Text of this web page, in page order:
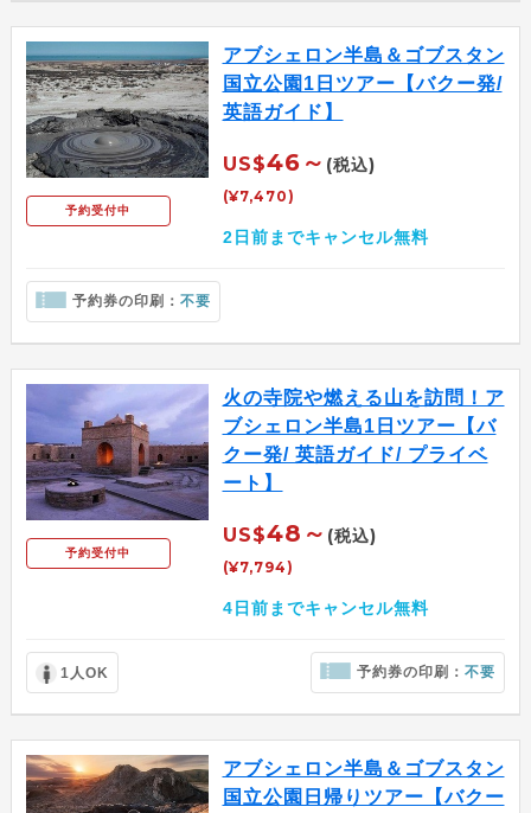
予約受付中
アブシェロン半島＆ゴブスタン
国立公園1日ツアー【バクー発/
英語ガイド】
US$46～ (税込)
(¥7,470)
2日前までキャンセル無料
予約券の印刷： 不要
予約受付中
火の寺院や燃える山を訪問！ア
ブシェロン半島1日ツアー【バ
クー発/ 英語ガイド/ プライベ
ート】
US$48～ (税込)
(¥7,794)
4日前までキャンセル無料
1人OK 予約券の印刷：不要
アブシェロン半島＆ゴブスタン
国立公園日帰りツアー【バクー